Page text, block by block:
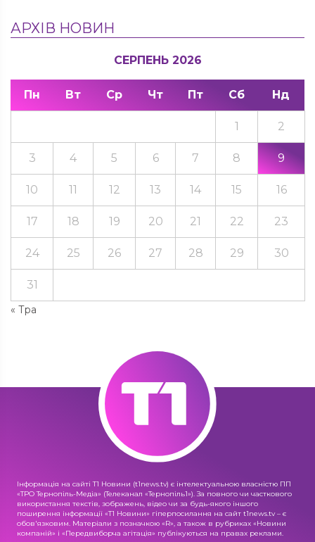
АРХІВ НОВИН
СЕРПЕНЬ 2026
Пн Вт Ср Чт Пт Сб Нд
« Тра
1 2
3 4 5 6 7 8 9
10 11 12 13 14 15 16
17 18 19 20 21 22 23
24 25 26 27 28 29 30
31
Інформація на сайті Т1 Новини (t1news.tv) є інтелектуальною власністю ПП
«ТРО Тернопіль-Медіа» (Телеканал «Тернопіль1»). За повного чи часткового
використання текстів, зображень, відео чи за будь-якого іншого
поширення інформації «Т1 Новини» гіперпосилання на сайт t1news.tv – є
обов'язковим. Матеріали з позначкою «R», а також в рубриках «Новини
компаній» і «Передвиборча агітація» публікуються на правах реклами.